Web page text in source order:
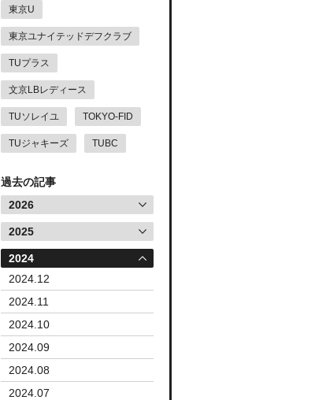
東京U
東京ユナイテッドデフクラブ
TUプラス
文京LBレディース
TUソレイユ TOKYO-FID
TUジャキーズ TUBC
過去の記事
2026
2025
2024
2024.12
2024.11
2024.10
2024.09
2024.08
2024.07